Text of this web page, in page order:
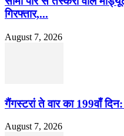
गिरफ्तार,...
August 7, 2026
गैंगस्टरां ते वार का 199वाँ दिन:
August 7, 2026